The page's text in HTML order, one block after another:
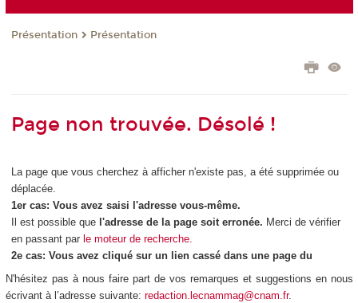
N'hésitez pas à nous faire part de vos remarques et suggestions en nous
écrivant à l’adresse suivante: redaction.lecnammag@cnam.fr.